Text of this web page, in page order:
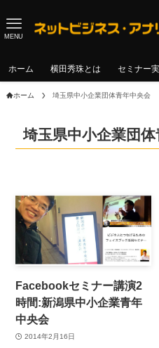
MENU
ホーム 横田秀珠とは セミナー
ホーム 埼玉県中小企業団体青年中央会
埼玉県中小企業団
Facebookセミナー講演2
時間:新潟県中小企業青年
中央会
2014年2月16日